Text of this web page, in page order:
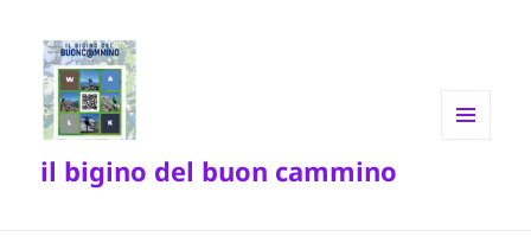
il bigino del buon cammino